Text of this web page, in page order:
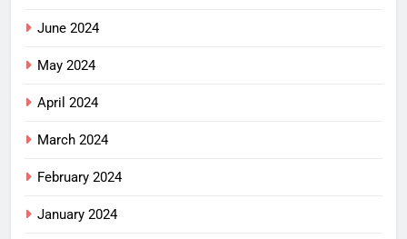
June 2024
May 2024
April 2024
March 2024
February 2024
January 2024